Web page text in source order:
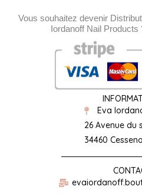
Vous souhaitez devenir
Iordanoff Nail
Eva
26 Avenue du
34460